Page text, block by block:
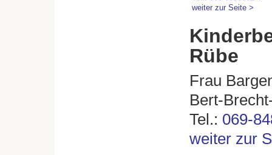
weiter zur Seite >
Rübe
Frau
Bert-
Tel.: 069-
weiter zur